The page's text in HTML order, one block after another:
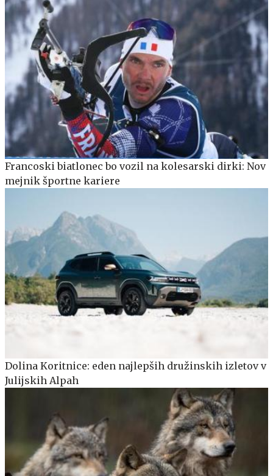
Francoski biatlonec bo vozil na kolesarski dirki: Nov
mejnik športne kariere
Dolina Koritnice: eden najlepših družinskih izletov v
Julijskih Alpah